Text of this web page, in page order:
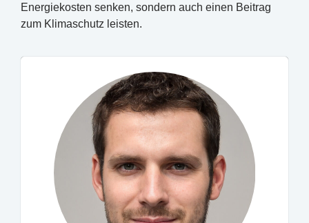
Energiekosten senken, sondern auch einen Beitrag
zum Klimaschutz leisten.